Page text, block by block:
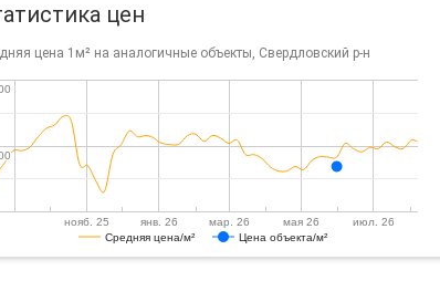
цен
цена 1м² на аналогичные объекты, Свердловский р-н
Средняя цена/м² Цена объекта/м²
нояб. 25 янв. 26 мар. 26 мая 26 июл. 26